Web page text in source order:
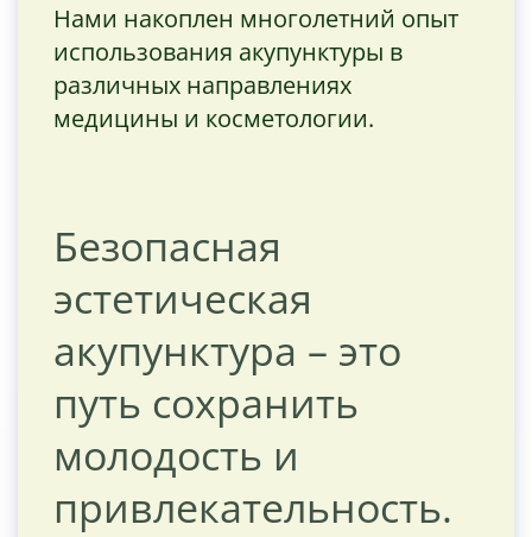
Нами накоплен многолетний опыт
использования акупунктуры в
различных направлениях
медицины и косметологии.
Безопасная
эстетическая
акупунктура – это
путь сохранить
молодость и
привлекательность.